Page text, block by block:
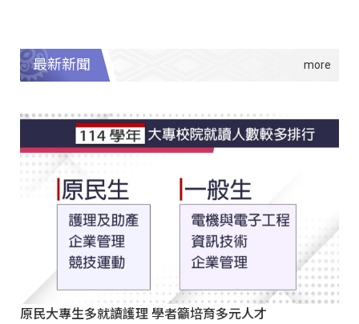
最新新聞
原民大專生多就讀護理 學者籲培育多元人才